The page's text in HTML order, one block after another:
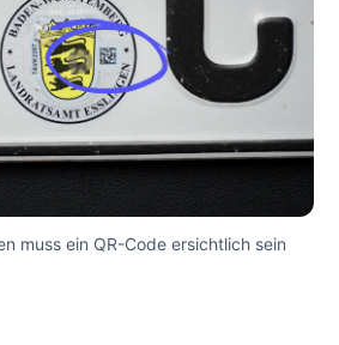
muss ein QR-Code ersichtlich sein